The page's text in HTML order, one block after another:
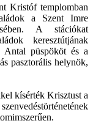
Kristóf templomban
a Szent Imre
A stációkat
keresztútjának
Antal püspököt és a
pasztorális helynök,
kísérték Krisztust a